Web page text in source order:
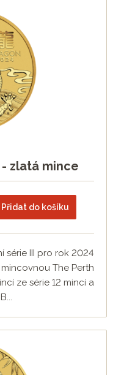
- zlatá mince
Přidat do košíku
série III pro rok 2024
The Perth
ze série 12 mincí a